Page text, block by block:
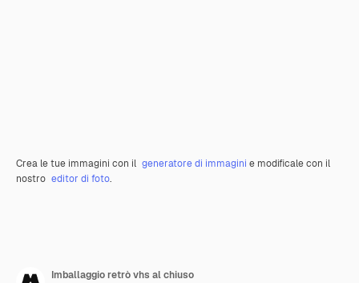
Crea le tue immagini con il generatore di immagini e modificale con il
nostro editor di foto.
Imballaggio retrò vhs al chiuso